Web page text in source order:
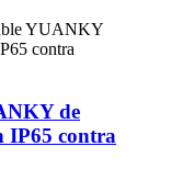
de
IP65 contra